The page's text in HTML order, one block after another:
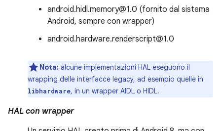
android.hidl.memory@1.0 (fornito dal sistema
Android, sempre con wrapper)
android.hardware.renderscript@1.0
Nota: alcune implementazioni HAL eseguono il
wrapping delle interfacce legacy, ad esempio quelle in
libhardware, in un wrapper AIDL o HIDL.
HAL con wrapper